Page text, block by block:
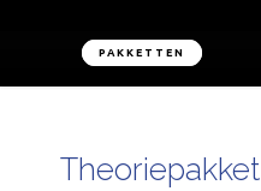
PAKKETTEN
Theoriepakket